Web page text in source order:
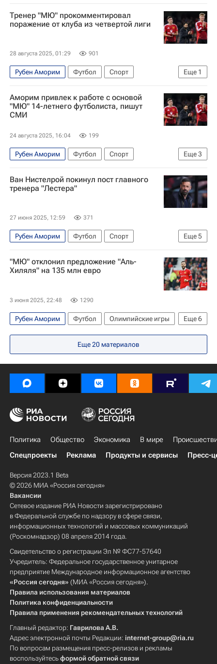
Алехандро Гарначо
Манчестер Юнайтед
Челси
Тренер "МЮ" прокомментировал
поражение от клуба из четвертой лиги
28 августа 2025, 01:29 901
Еще 1
Рубен Аморим Футбол
Спорт
Манчестер Юнайтед
Аморим привлек к работе с основой
"МЮ" 14-летнего футболиста, пишут
СМИ
24 августа 2025, 16:04 199
Еще3
Рубен Аморим Футбол
Спорт
Манчестер Юнайтед
Мидлсбро Би-би-си
Ван Нистелрой покинул пост главного
тренера "Лестера"
27 июня 2025, 12:59 371
Еще5
Рубен Аморим Футбол
Спорт
Руд ван Нистелрой
Лестер Сити
Манчестер Юнайтед
ПСВ
АПЛ 2026-2027 (Чемпионат Англии по футболу)
"МЮ" отклонил предложение "Аль-
Хиляля" на 135 млн евро
3 июня 2025, 22:48 1290
Еще6
Рубен Аморим Футбол
Олимпийские игры
Англия
Бруну Фернандеш
Манчестер Юнайтед
Аль-Хиляль (Эр-Рияд)
АПЛ 2026-2027 (Чемпионат Англии по футболу)
Кубок Англии
Еще20 материалов
Политика Общество Экономика В мире
Спецпроекты
Реклама Продукты и сервисы Пресс-
Версия 2023.1 Beta
© 2026 МИА «Россия сегодня»
Вакансии
Сетевое издание РИА Новости зарегистрировано
в Федеральной службе по надзору в сфере связи,
информационных технологий и массовых коммуникаций
(Роскомнадзор) 08 апреля 2014 года.
Свидетельство о регистрации Эл № ФС77-57640
Учредитель: Федеральное государственное унитарное
предприятие Международное информационное агентство
«Россия сегодня» (МИА «Россия сегодня»).
Правила использования материалов
Политика конфиденциальности
Правила применения рекомендательных технологий
Главный редактор: Гаврилова А.В.
Адрес электронной почты Редакции: internet-group@ria.ru
По вопросам размещения пресс-релизов и рекламы
воспользуйтесьформой обратной связи